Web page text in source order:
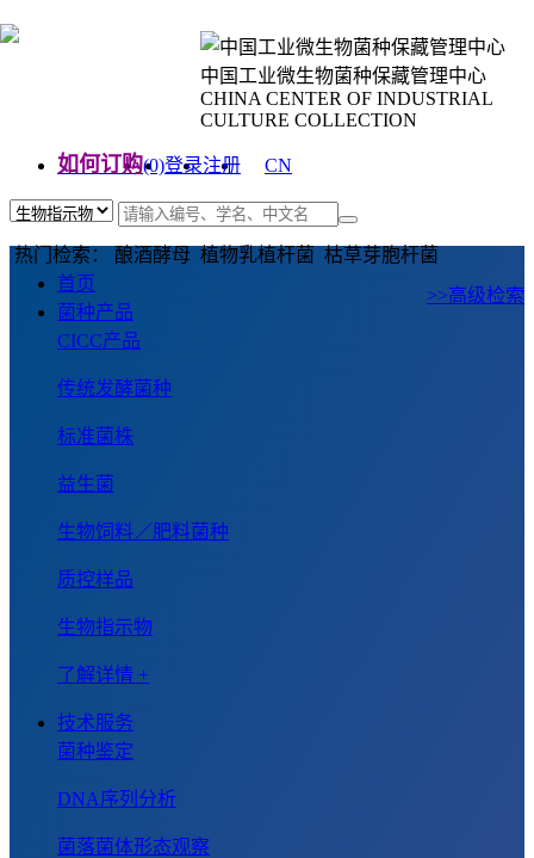
中国工业微生物菌种保藏管理中心
CHINA CENTER OF INDUSTRIAL
CULTURE COLLECTION
如何订购(0)登录注册
CN
热门检索： 酿酒酵母 植物乳植杆菌 枯草芽胞杆菌
>>高级检索
首页
菌种产品
CICC产品
传统发酵菌种
标准菌株
益生菌
生物饲料／肥料菌种
质控样品
生物指示物
了解详情 +
技术服务
菌种鉴定
DNA序列分析
菌落菌体形态观察